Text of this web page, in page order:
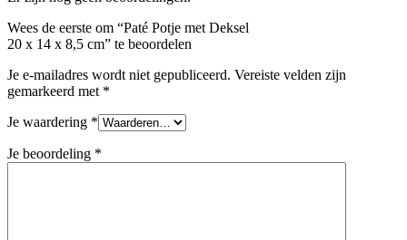
Wees de eerste om “Paté Potje met Deksel
20 x 14 x 8,5 cm” te beoordelen
Je e-mailadres wordt niet gepubliceerd. Vereiste velden zijn
gemarkeerd met *
Je waardering *
Je beoordeling *